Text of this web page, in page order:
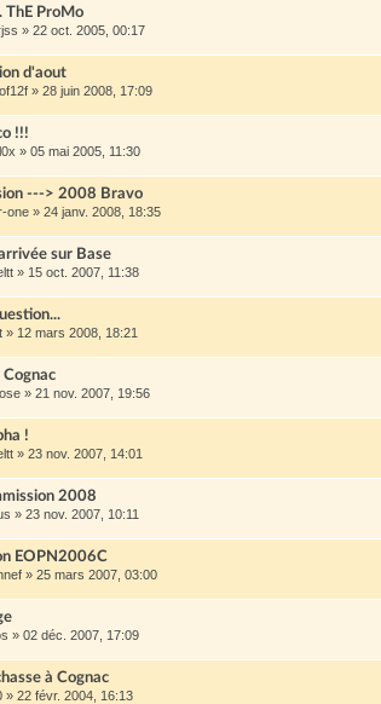
ThE ProMo
» 22 oct. 2005, 00:17
d'aout
» 28 juin 2008, 17:09
!!!
» 05 mai 2005, 11:30
---> 2008 Bravo
one » 24 janv. 2008, 18:35
sur Base
» 15 oct. 2007, 11:38
» 12 mars 2008, 18:21
Cognac
» 21 nov. 2007, 19:56
!
» 23 nov. 2007, 14:01
2008
» 23 nov. 2007, 10:11
EOPN2006C
» 25 mars 2007, 03:00
» 02 déc. 2007, 17:09
à Cognac
» 22 févr. 2004, 16:13